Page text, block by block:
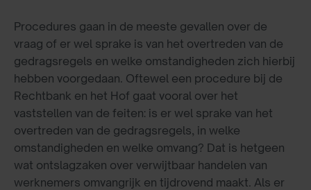
Procedures gaan in de meeste gevallen over de
vraag of er wel sprake is van het overtreden van de
gedragsregels en welke omstandigheden zich hierbij
hebben voorgedaan. Oftewel een procedure bij de
Rechtbank en het Hof gaat vooral over het
vaststellen van de feiten: is er wel sprake van het
overtreden van de gedragsregels, in welke
omstandigheden en welke omvang? Dat is hetgeen
wat ontslagzaken over verwijtbaar handelen van
werknemers omvangrijk en tijdrovend maakt. Als er